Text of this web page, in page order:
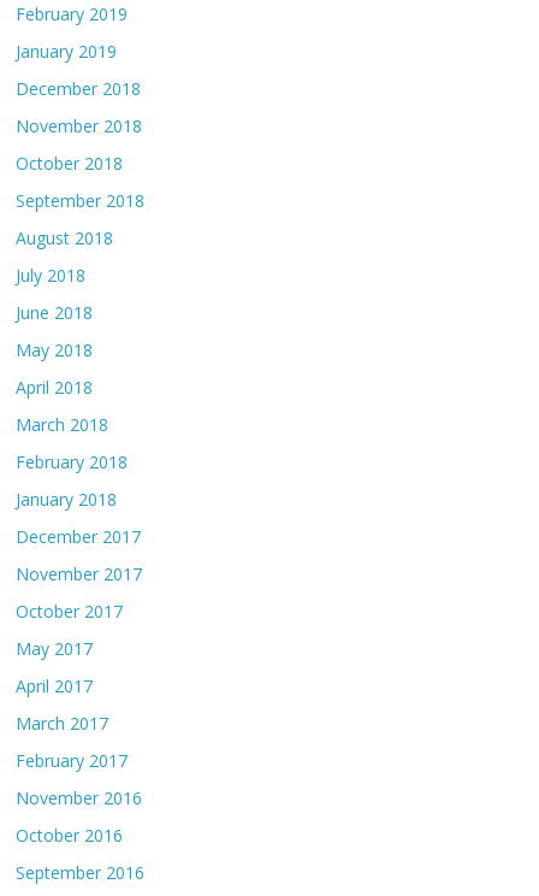
February 2019
January 2019
December 2018
November 2018
October 2018
September 2018
August 2018
July 2018
June 2018
May 2018
April 2018
March 2018
February 2018
January 2018
December 2017
November 2017
October 2017
May 2017
April 2017
March 2017
February 2017
November 2016
October 2016
September 2016